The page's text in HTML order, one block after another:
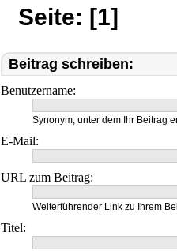
Seite: [1]
Beitrag schreiben:
Benutzername:
Synonym, unter dem Ihr Beitrag
E-Mail:
URL zum Beitrag:
Weiterführender Link zu Ihrem
Titel: